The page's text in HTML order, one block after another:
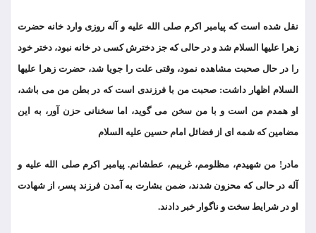
نقل شده است که پیامبر اکرم صلی الله علیه و آله روزی وارد خانه حضرت
زهرا علیها السلام شد و در حالی که جز دخترش کسی در خانه نبود، دختر خود
را در حال صحبت مشاهده نمود، وقتی علت را جویا شد، حضرت زهرا علیها
السلام اظهار داشت: صحبت من با فرزندی است که در بطن من می باشد،
او همدم من است و با من سخن می گوید، اما سخنانی حزن آور، به این
مضامین که شمه ای از فضائل امام حسین علیه السلام
مادر! من شهیدم، مظلومم، غریبم، عطشانم. پیامبر اکرم صلی الله علیه و
آله در حالی که محزون شدند، ضمن بشارت به آمدن فرزند پسر، از شهادت
او در شرایط سخت و ناگوار خبر دادند.